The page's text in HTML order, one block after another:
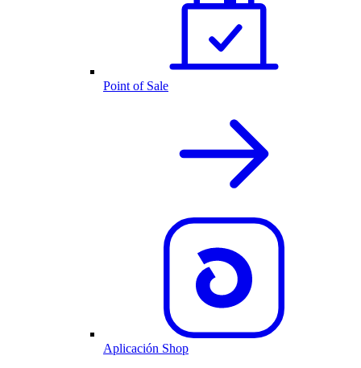
Point of Sale
Aplicación Shop